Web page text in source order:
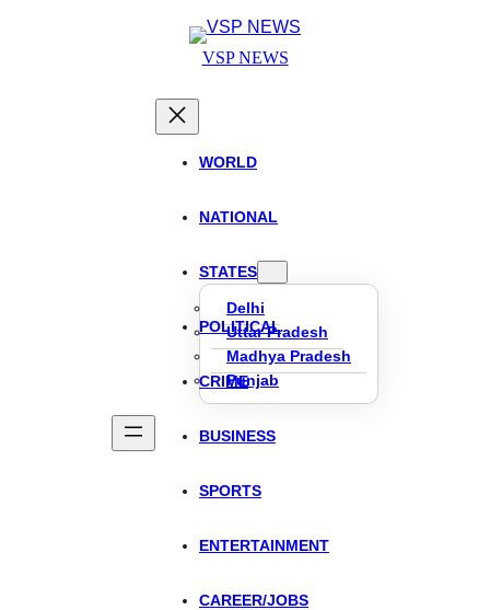
VSP NEWS
WORLD
NATIONAL
STATES
Delhi
Uttar Pradesh
Madhya Pradesh
Punjab
POLITICAL
CRIME
BUSINESS
SPORTS
ENTERTAINMENT
CAREER/JOBS